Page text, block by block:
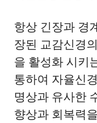
항상 긴장과 경
장된 교감신경
을 활성화 시키
통하여 자율신
명상과 유사한
향상과 회복력